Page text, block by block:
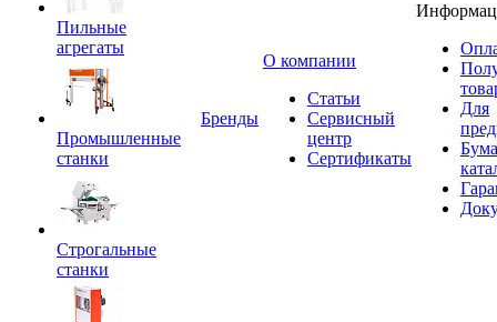
Пильные
агрегаты
Промышленные
станки
Строгальные
станки
Бренды
O компании
Статьи
Сервисный
центр
Сертификаты
Для